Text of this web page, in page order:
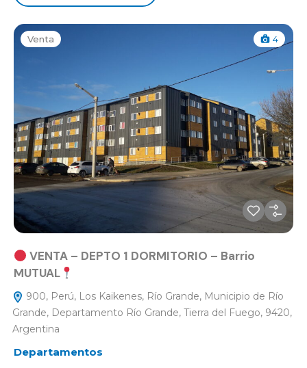
Venta 4
VENTA – DEPTO 1 DORMITORIO – Barrio
MUTUAL
900, Perú, Los Kaikenes, Río Grande, Municipio de Río
Grande, Departamento Río Grande, Tierra del Fuego, 9420,
Argentina
Departamentos